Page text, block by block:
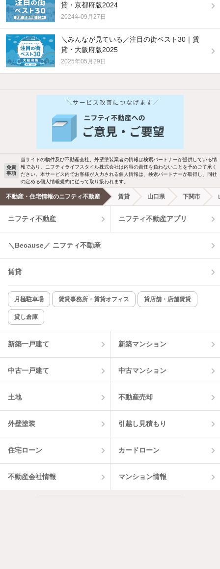
貸・京都府版2024
2024年09月27日
＼みんなが見ている／注目の街ベスト30｜賃
貸・大阪府版2025
2025年05月29日
他の人はこんな条件で絞り込んでいます！
バス・トイレ別 2階以上
駐車場あり ペット相談
洗濯機置場あり 独立洗面台
エアコンあり 都市ガス
温水洗浄便座 オートロック
コンロ2口以上
新着のみ インターネット無料
該当件数:
物件一覧に反映
新着物件メール通知
ご希望の条件の物件が見つかり次第、メ
新着メール通知を受け取る
免責
事項
当サイトの物件及び不動産会社、外壁塗装業者の情報は検索パートナーが提供している情
報であり、ニフティライフスタイル株式会社は内容の責任を負わないことを予めご了承く
ださい。本サービス内でお客様が入力される個人情報は、検索パートナーが取得し、同社
の定める個人情報規約に従って取り扱われます。
不動産・住宅情報のニフティ不動産 賃貸 山口県 下関市
ニフティ不動産 ニフティ不動産アプリ
＼Because／ ニフティ不動産
賃貸
月極駐車場 賃貸事務所・賃貸オフィス 貸店舗・店舗賃貸
貸し倉庫
新築一戸建て 新築マンション
中古一戸建て 中古マンション
土地 不動産売却
外壁塗装 引越し見積もり
住宅ローン カードローン
不動産会社情報 マンション情報